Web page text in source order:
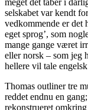
selskabet var kendt
vedkommende er det
eget sprog’, som
mange gange været
eller norsk – som jeg
hellere vil tale
Thomas outliner tre
reddet endnu en
rekonstrueret